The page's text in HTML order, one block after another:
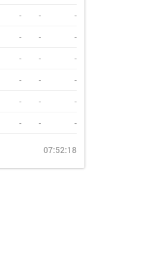
- -
-
- -
-
- -
-
- -
-
- -
-
- - -
07:52:18